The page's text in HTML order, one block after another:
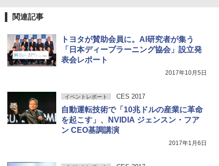
関連記事
トヨタが賛助会員に。AI研究者が集う
「日本ディープラーニング協会」設立発
表会レポート
2017年10月5日
イベントレポート CES 2017
自動運転技術で「10兆ドルの産業に革命
を起こす」、NVIDIA ジェンスン・フア
ン CEO基調講演
2017年1月6日